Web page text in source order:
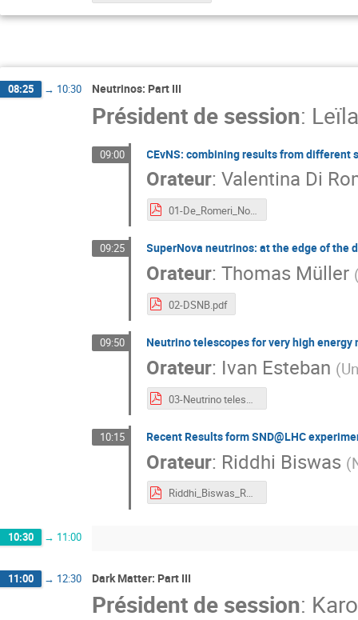
08:25 → 10:30 Neutrinos: Part III
Président de session:
09:00 CEvNS: combining results from different
Orateur:Valentina Di
01-De_Romeri_Noirmoutier.pdf
09:25 SuperNova neutrinos: at the edge of the
Orateur:Thomas Müller
02-DSNB.pdf
09:50 Neutrino telescopes for very high energy
Orateur: Ivan Esteban (
10:15 Recent Results form SND@LHC
Orateur: Riddhi Biswas (
Riddhi_Biswas_RdN.pdf
10:30 → 11:00
11:00 → 12:30 Dark Matter: Part III
Président de session: